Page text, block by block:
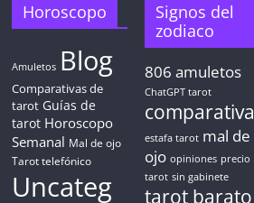
Horoscopo
Amuletos Blog
Comparativas de
tarot Guías de
tarot Horoscopo
Semanal Mal de ojo
Tarot telefónico
Uncateg
Signos del
zodiaco
806 amuletos
ChatGPT tarot
comparativa
estafa tarot mal de
ojo opiniones precio
tarot sin gabinete
tarot barato